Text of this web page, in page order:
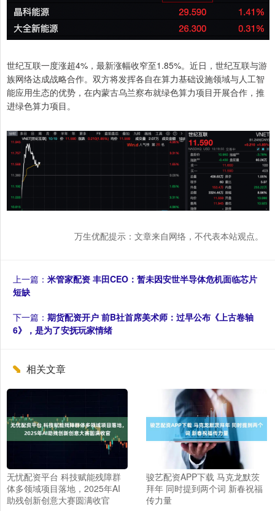
世纪互联一度涨超4%，最新涨幅收窄至1.85%。近日，世纪互联与游
族网络达成战略合作。双方将发挥各自在算力基础设施领域与人工智
能应用生态的优势，在内蒙古乌兰察布就绿色算力项目开展合作，推
进绿色算力项目。
万生优配提示：文章来自网络，不代表本站观点。
上一篇： 米管家配资 丰田CEO：暂未因安世半导体危机面临芯片
短缺
下一篇： 期货配资开户 前B社首席美术师：过早公布《上古卷轴
6》，是为了安抚玩家情绪
相关文章
无忧配资平台 科技赋能残障群
体多领域项目落地，2025年AI
助残创新创意大赛圆满收官
骏艺配资APP下载 马克龙默茨
拜年 同时提到两个词 新春祝福
传力量